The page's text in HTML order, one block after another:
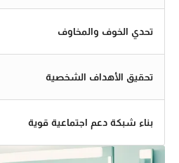
تحدي الخوف والمخاوف
تحقيق الأهداف الشخصية
بناء شبكة دعم اجتماعية قوية